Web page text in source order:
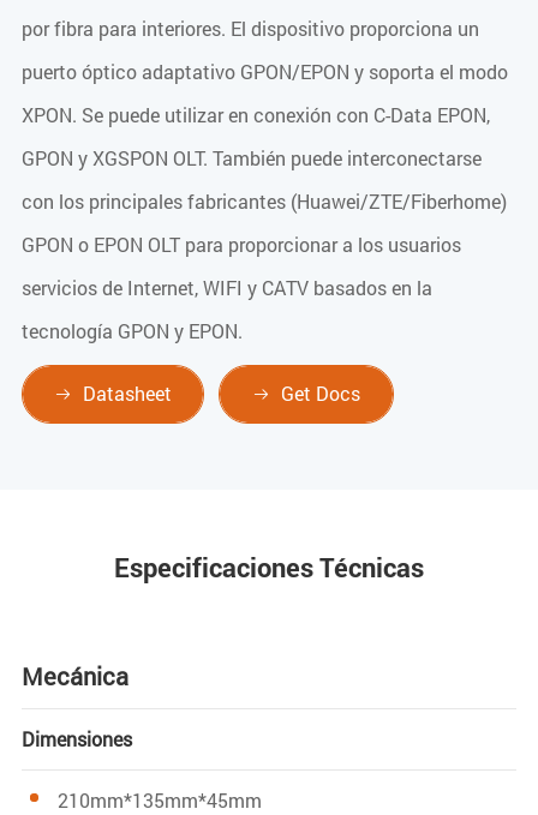
por fibra para interiores. El dispositivo proporciona un
puerto óptico adaptativo GPON/EPON y soporta el modo
XPON. Se puede utilizar en conexión con C-Data EPON,
GPON y XGSPON OLT. También puede interconectarse
con los principales fabricantes (Huawei/ZTE/Fiberhome)
GPON o EPON OLT para proporcionar a los usuarios
servicios de Internet, WIFI y CATV basados en la
tecnología GPON y EPON.
 Datasheet  Get Docs
Especificaciones Técnicas
Mecánica
Dimensiones
210mm*135mm*45mm